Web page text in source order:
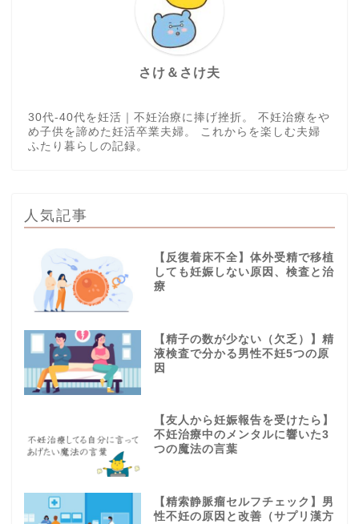
さけ＆さけ夫
30代-40代を妊活｜不妊治療に捧げ挫折。 不妊治療をや
め子供を諦めた妊活卒業夫婦。 これからを楽しむ夫婦
ふたり暮らしの記録。
人気記事
【反復着床不全】体外受精で移植
しても妊娠しない原因、検査と治
療
【精子の数が少ない（欠乏）】精
液検査で分かる男性不妊5つの原
因
【友人から妊娠報告を受けたら】
不妊治療中のメンタルに響いた3
つの魔法の言葉
【精索静脈瘤セルフチェック】男
性不妊の原因と改善（サプリ漢方